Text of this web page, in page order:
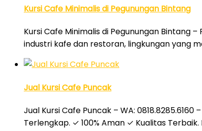
Kursi Cafe Minimalis di Pegunungan Bintang
Kursi Cafe Minimalis di Pegunungan Bintang
industri kafe dan restoran, lingkungan yang
Jual Kursi Cafe Puncak
Jual Kursi Cafe Puncak – WA:
Terlengkap. ✓ 100% Aman ✓ Kualitas Terbaik.